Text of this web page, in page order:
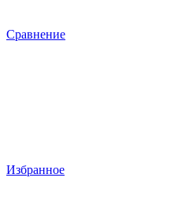
Сравнение
Избранное